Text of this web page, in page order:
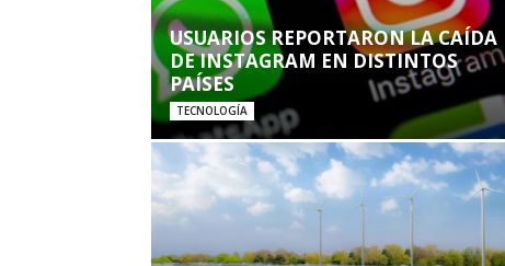
USUARIOS REPORTARON LA CAÍDA
DE INSTAGRAM EN DISTINTOS
PAÍSES
TECNOLOGÍA